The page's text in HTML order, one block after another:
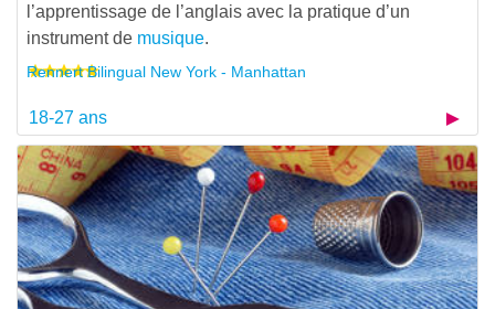
l’apprentissage de l’anglais avec la pratique d’un
instrument de musique.
Rennert Bilingual New York - Manhattan
18-27 ans